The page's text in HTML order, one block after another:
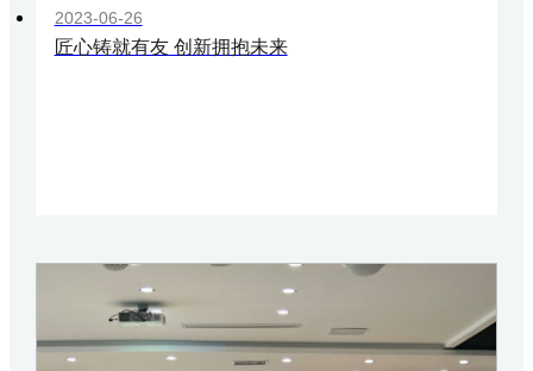
2023-06-26
匠心铸就有友 创新拥抱未来